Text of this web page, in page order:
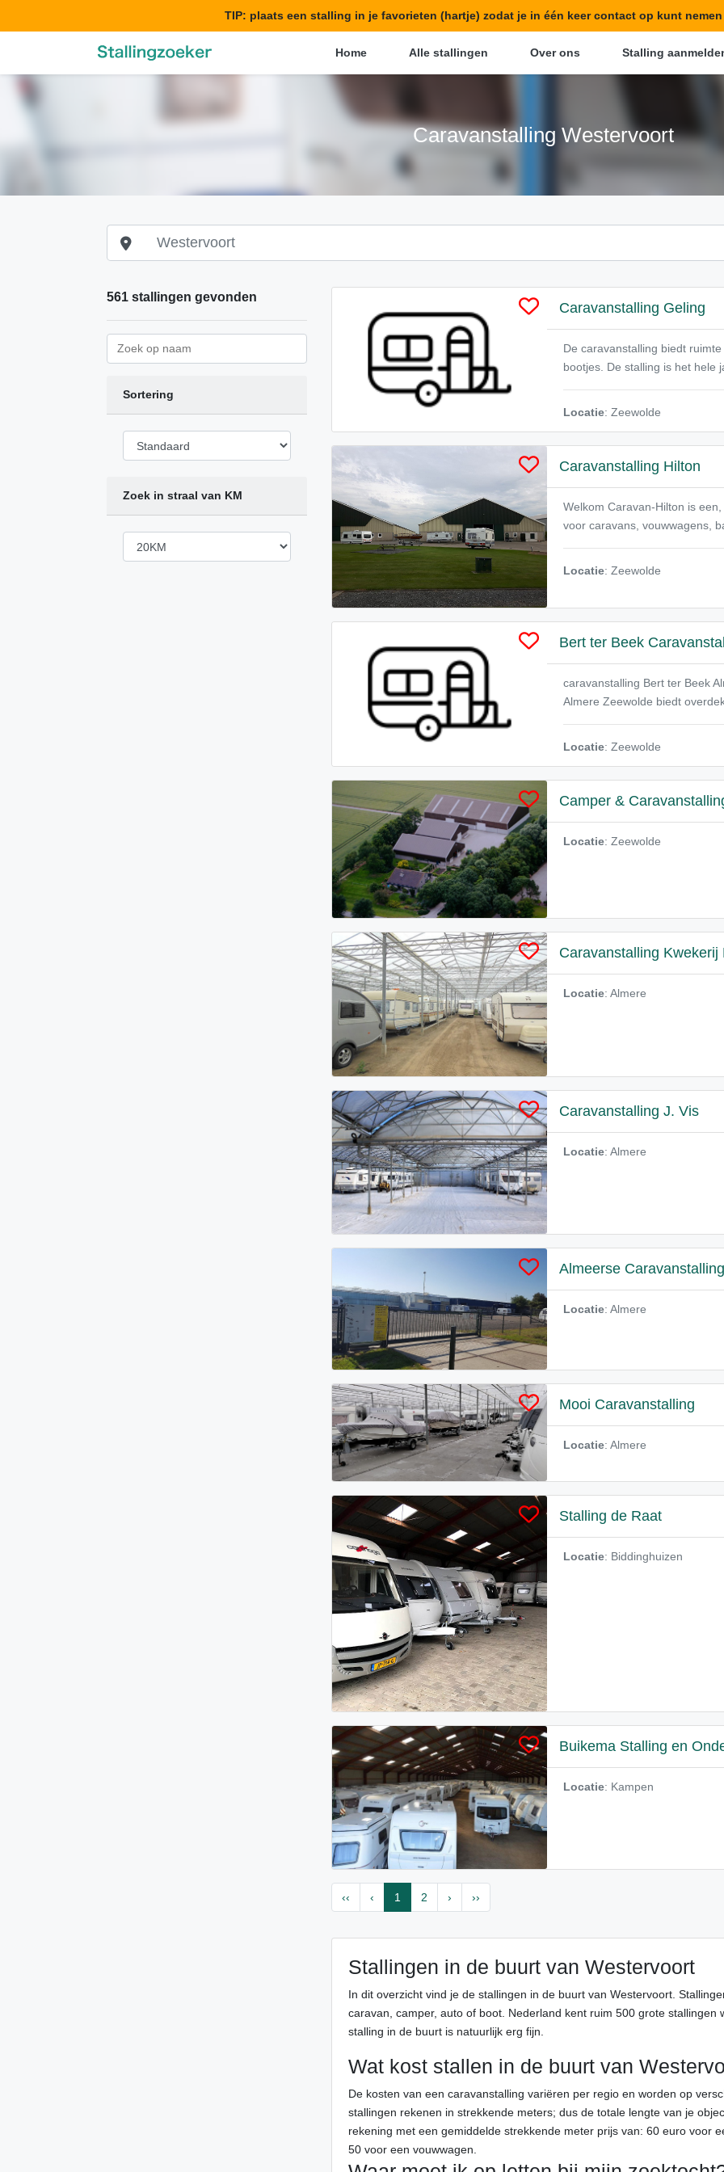
TIP: plaats een stalling in je favorieten (hartje) zodat je in één keer contact op kunt
Home Alle stallingen Over ons Stalling
Caravanstalling Westervoort
561 stallingen gevonden
Sortering
Zoek in straal van KM
Caravanstalling Geling
De caravanstalling biedt
bootjes. De stalling is het hele
Locatie: Zeewolde
Caravanstalling Hilton
Welkom Caravan-Hilton is
voor caravans, vouwwagens,
Locatie: Zeewolde
Bert ter Beek
caravanstalling Bert ter Beek
Almere Zeewolde biedt
Locatie: Zeewolde
Camper &
Locatie: Zeewolde
Caravanstalling Kwekerij
Locatie: Almere
Caravanstalling J. Vis
Locatie: Almere
Almeerse
Locatie: Almere
Mooi Caravanstalling
Locatie: Almere
Stalling de Raat
Locatie: Biddinghuizen
Buikema Stalling en
Locatie: Kampen
‹‹ ‹ 1 2 › ››
Stallingen in de buurt van Westervoort
In dit overzicht vind je de stallingen in de buurt van Westervoort.
caravan, camper, auto of boot. Nederland kent ruim 500 grote stallingen
stalling in de buurt is natuurlijk erg fijn.
Wat kost stallen in de buurt van
De kosten van een caravanstalling variëren per regio en worden op
stallingen rekenen in strekkende meters; dus de totale lengte van je
rekening met een gemiddelde strekkende meter prijs van: 60 euro voor
50 voor een vouwwagen.